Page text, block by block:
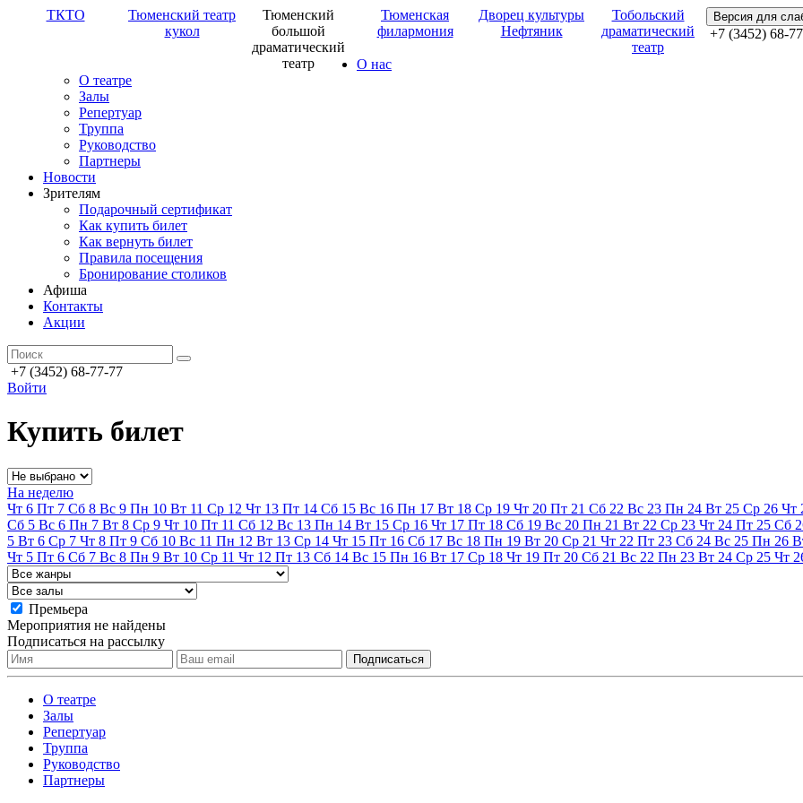
ТКТО
Тюменский театр
кукол
Тюменский
большой
драматический
театр
Тюменская
филармония
Дворец культуры
Нефтяник
Тобольский
драматический
театр
Версия для
+7 (3452) 68-
О нас
О театре
Залы
Репертуар
Труппа
Руководство
Партнеры
Новости
Зрителям
Подарочный сертификат
Как купить билет
Как вернуть билет
Правила посещения
Бронирование столиков
Афиша
Контакты
Акции
+7 (3452) 68-77-77
Войти
Купить билет
На неделю
Чт 6 Пт 7 Сб 8 Вс 9 Пн 10 Вт 11 Ср 12 Чт 13 Пт 14 Сб 15 Вс 16 Пн 17 Вт 18 Ср 19 Чт 20 Пт 21 Сб 22 Вс 23 Пн 24 Вт 25 Ср 26 Чт
Сб 5 Вс 6 Пн 7 Вт 8 Ср 9 Чт 10 Пт 11 Сб 12 Вс 13 Пн 14 Вт 15 Ср 16 Чт 17 Пт 18 Сб 19 Вс 20 Пн 21 Вт 22 Ср 23 Чт 24 Пт 25 Сб
5 Вт 6 Ср 7 Чт 8 Пт 9 Сб 10 Вс 11 Пн 12 Вт 13 Ср 14 Чт 15 Пт 16 Сб 17 Вс 18 Пн 19 Вт 20 Ср 21 Чт 22 Пт 23 Сб 24 Вс 25 Пн 26
Чт 5 Пт 6 Сб 7 Вс 8 Пн 9 Вт 10 Ср 11 Чт 12 Пт 13 Сб 14 Вс 15 Пн 16 Вт 17 Ср 18 Чт 19 Пт 20 Сб 21 Вс 22 Пн 23 Вт 24 Ср 25 Чт
Премьера
Мероприятия не найдены
Подписаться на рассылку
О театре
Залы
Репертуар
Труппа
Руководство
Партнеры